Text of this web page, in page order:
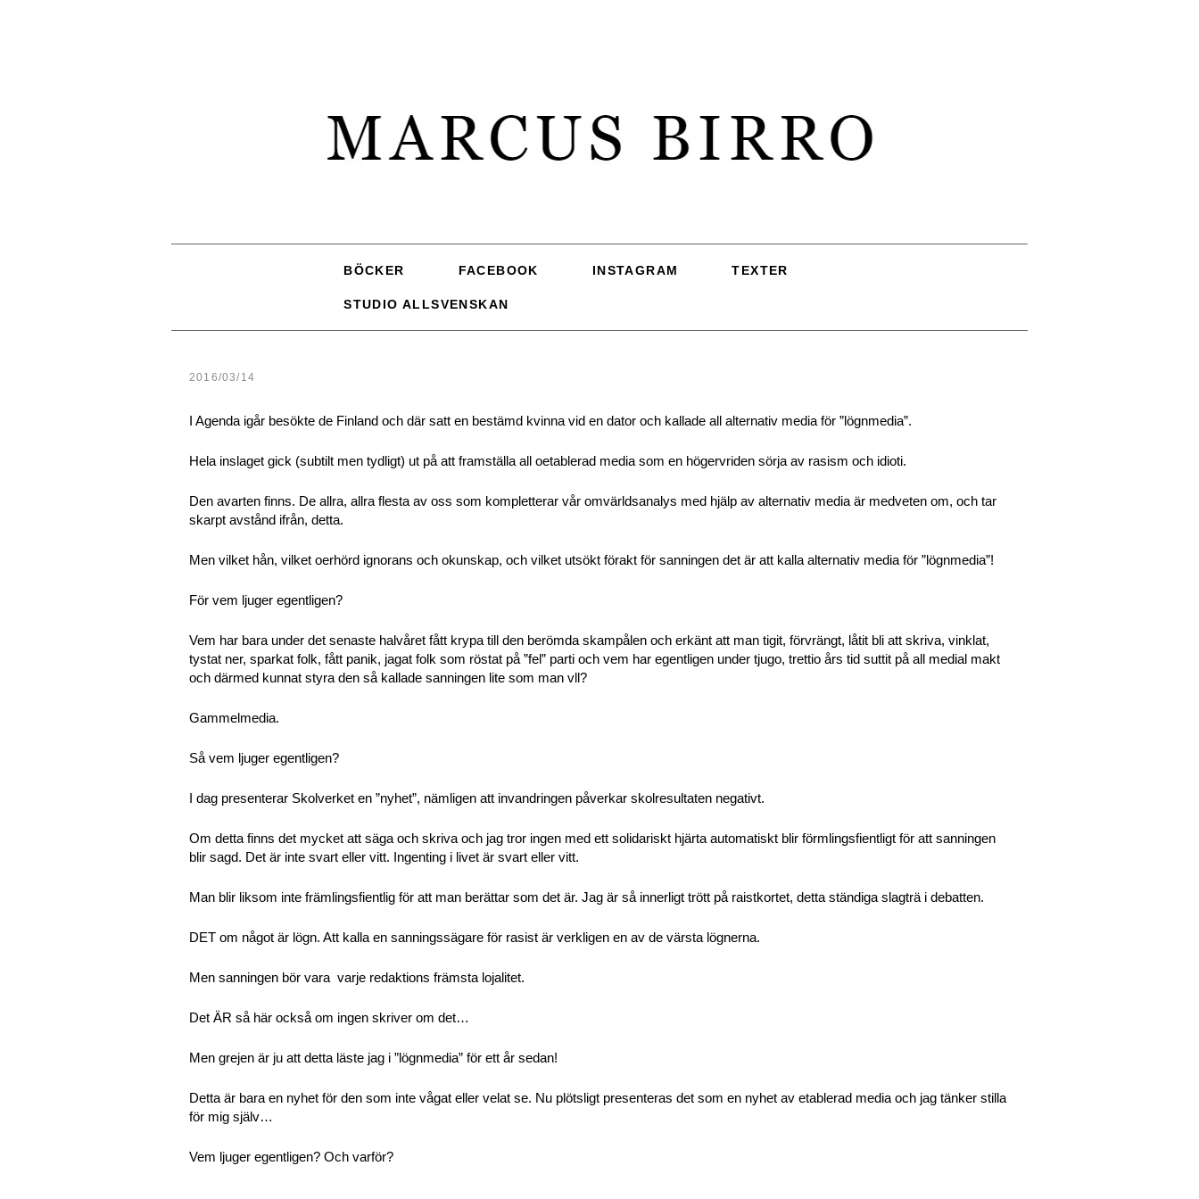
BÖCKER FACEBOOK INSTAGRAM TEXTER
STUDIO ALLSVENSKAN
2016/03/14
I Agenda igår besökte de Finland och där satt en bestämd kvinna vid en dator och kallade all alternativ media för ”lögnmedia”.
Hela inslaget gick (subtilt men tydligt) ut på att framställa all oetablerad media som en högervriden sörja av rasism och idioti.
Den avarten finns. De allra, allra flesta av oss som kompletterar vår omvärldsanalys med hjälp av alternativ media är medveten om, och tar
skarpt avstånd ifrån, detta.
Men vilket hån, vilket oerhörd ignorans och okunskap, och vilket utsökt förakt för sanningen det är att kalla alternativ media för ”lögnmedia”!
För vem ljuger egentligen?
Vem har bara under det senaste halvåret fått krypa till den berömda skampålen och erkänt att man tigit, förvrängt, låtit bli att skriva, vinklat,
tystat ner, sparkat folk, fått panik, jagat folk som röstat på ”fel” parti och vem har egentligen under tjugo, trettio års tid suttit på all medial makt
och därmed kunnat styra den så kallade sanningen lite som man vll?
Gammelmedia.
Så vem ljuger egentligen?
I dag presenterar Skolverket en ”nyhet”, nämligen att invandringen påverkar skolresultaten negativt.
Om detta finns det mycket att säga och skriva och jag tror ingen med ett solidariskt hjärta automatiskt blir förmlingsfientligt för att sanningen
blir sagd. Det är inte svart eller vitt. Ingenting i livet är svart eller vitt.
Man blir liksom inte främlingsfientlig för att man berättar som det är. Jag är så innerligt trött på raistkortet, detta ständiga slagträ i debatten.
DET om något är lögn. Att kalla en sanningssägare för rasist är verkligen en av de värsta lögnerna.
Men sanningen bör vara varje redaktions främsta lojalitet.
Det ÄR så här också om ingen skriver om det…
Men grejen är ju att detta läste jag i ”lögnmedia” för ett år sedan!
Detta är bara en nyhet för den som inte vågat eller velat se. Nu plötsligt presenteras det som en nyhet av etablerad media och jag tänker stilla
för mig själv…
Vem ljuger egentligen? Och varför?